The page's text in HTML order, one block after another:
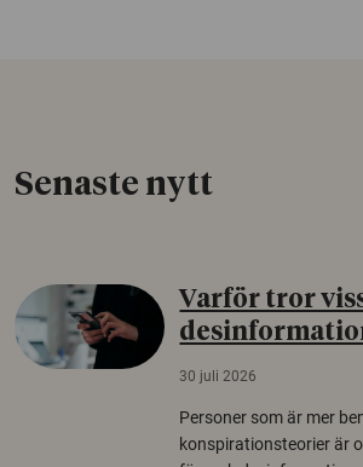
Senaste nytt
Varför tror
30 juli 2026
Personer som är mer
konspirationsteorier är